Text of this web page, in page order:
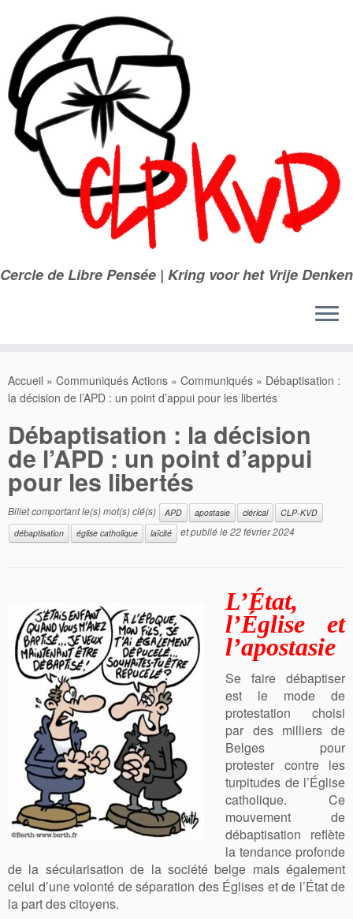
contenu
Cercle de Libre Pensée | Kring voor het Vrije Denken
Accueil » Communiqués Actions » Communiqués » Débaptisation :
la décision de l’APD : un point d’appui pour les libertés
Débaptisation : la décision
de l’APD : un point d’appui
pour les libertés
Billet comportant le(s) mot(s) clé(s) APD apostasie clérical
CLP-KVD
débaptisation
église catholique laïcité et publié le22 février 2024
L’État,
l’Église et
l’apostasie
Se faire débaptiser
est le mode de
protestation choisi
par des milliers de
Belges pour
protester contre les
turpitudes de l’Église
catholique. Ce
mouvement de
débaptisation reflète
la tendance profonde
de la sécularisation de la société belge mais également
celui d’une volonté de séparation des Églises et de l’État de
la part des citoyens.